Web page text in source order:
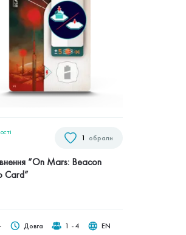
обрали
1
“On Mars: Beacon
Card”
Довга 1 - 4 EN